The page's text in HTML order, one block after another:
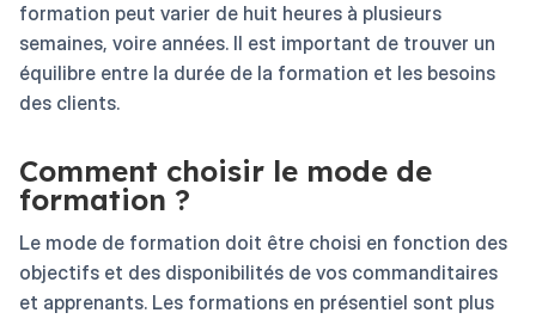
formation peut varier de huit heures à plusieurs
semaines, voire années. Il est important de trouver un
équilibre entre la durée de la formation et les besoins
des clients.
Comment choisir le mode de
formation ?
Le mode de formation doit être choisi en fonction des
objectifs et des disponibilités de vos commanditaires
et apprenants. Les formations en présentiel sont plus